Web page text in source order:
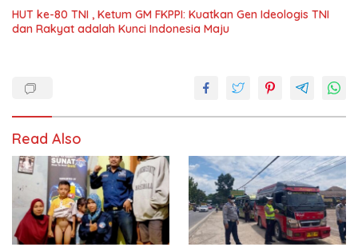
HUT ke-80 TNI , Ketum GM FKPPI: Kuatkan Gen Ideologis TNI
dan Rakyat adalah Kunci Indonesia Maju
Read Also